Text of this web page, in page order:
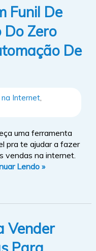
Funil De
Zero
De
na Internet,
uma ferramenta
pra te ajudar a fazer
vendas na internet.
Lendo »
Vender